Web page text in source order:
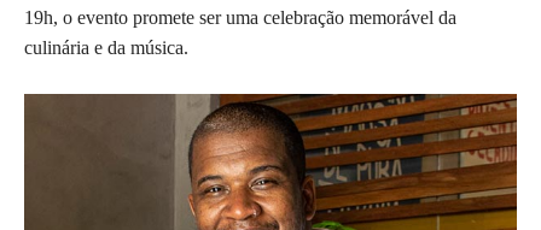
19h, o evento promete ser uma celebração memorável da
culinária e da música.